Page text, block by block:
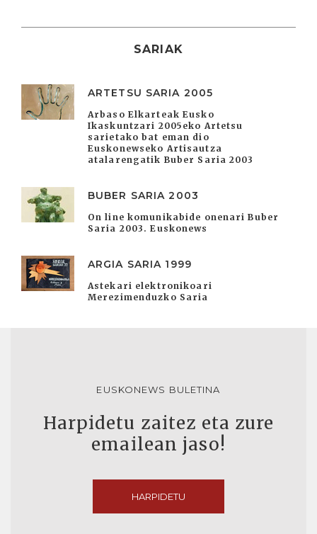
SARIAK
ARTETSU SARIA 2005
Arbaso Elkarteak Eusko
Ikaskuntzari 2005eko Artetsu
sarietako bat eman dio
Euskonewseko Artisautza
atalarengatik Buber Saria 2003
BUBER SARIA 2003
On line komunikabide onenari Buber
Saria 2003. Euskonews
ARGIA SARIA 1999
Astekari elektronikoari
Merezimenduzko Saria
EUSKONEWS BULETINA
Harpidetu zaitez eta zure
emailean jaso!
HARPIDETU